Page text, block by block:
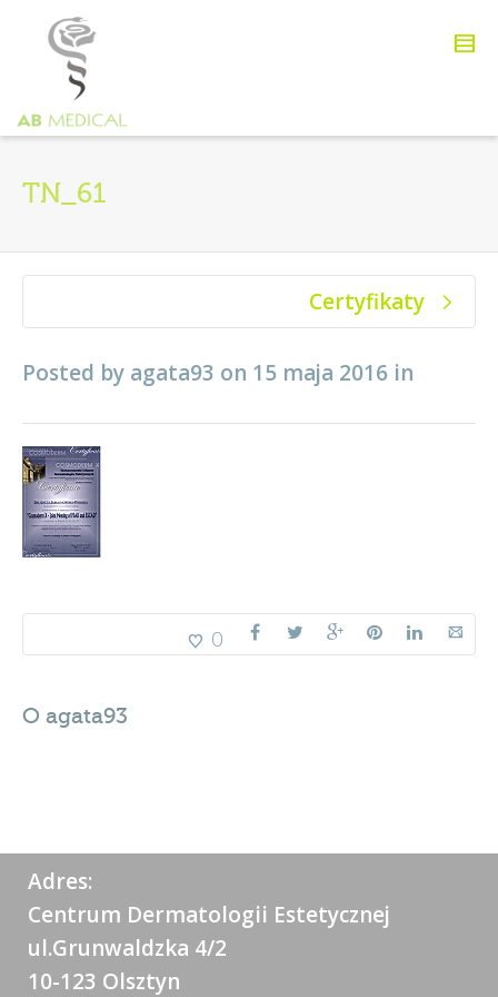
TN_61
Certyfikaty
Posted by agata93 on 15 maja 2016 in
0
O agata93
Adres:
Centrum Dermatologii Estetycznej
ul.Grunwaldzka 4/2
10-123 Olsztyn